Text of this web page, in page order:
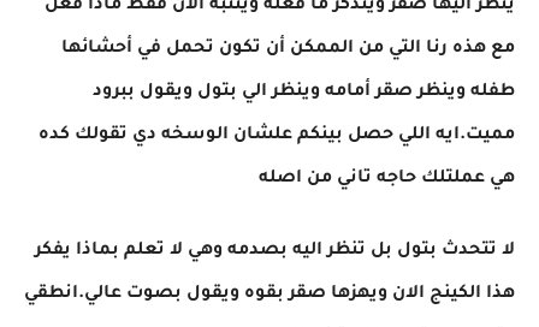
ينظر اليها صقر ويتذكر ما فعله وينتبه الآن فقط ماذا فعل
مع هذه رنا التي من الممكن أن تكون تحمل في أحشائها
طفله وينظر صقر أمامه وينظر الي بتول ويقول ببرود
مميت.ايه اللي حصل بينكم علشان الوسخه دي تقولك كده
هي عملتلك حاجه تاني من اصله
لا تتحدث بتول بل تنظر اليه بصدمه وهي لا تعلم بماذا يفكر
هذا الكينج الان ويهزها صقر بقوه ويقول بصوت عالي.انطقي